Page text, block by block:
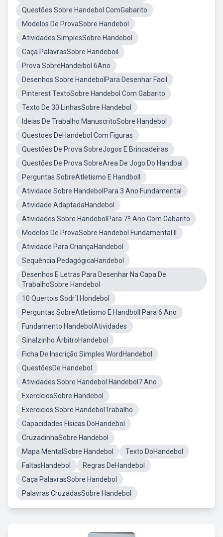
Questões Sobre Handebol ComGabarito
Modelos De ProvaSobre Handebol
Atividades SimplesSobre Handebol
Caça PalavrasSobre Handeboil
Prova SobreHandeibol 6Ano
Desenhos Sobre HandebolPara Desenhar Facil
Pinterest TextoSobre Handebol Com Gabarito
Texto De 30 LinhasSobre Handebol
Ideias De Trabalho ManuscritoSobre Handebol
Questoes DeHandebol Com Figuras
Questões De Prova SobreJogos E Brincadeiras
Questões De Prova SobreArea De Jogo Do Handbal
Perguntas SobreAtletismo E Handboll
Atividade Sobre HandebolPara 3 Ano Fundamental
Atividade AdaptadaHandebol
Atividades Sobre HandebolPara 7º Ano Com Gabarito
Modelos De ProvaSobre Handebol Fundamental II
Atividade Para CriançaHandebol
Sequência PedagógicaHandebol
Desenhos E Letras Para Desenhar Na Capa De
TrabalhoSobre Handebol
10 Quertois Sodr`I Hondebol
Perguntas SobreAtletismo E Handboll Para 6 Ano
Fundamento HandebolAtividades
Sinalzinho ÁrbitroHandebol
Ficha De Inscrição Simples WordHandebol
QuestõesDe Handebol
Atividades Sobre Handebol Handebol7 Ano
ExercíciosSobre Handebol
Exercicios Sobre HandebolTrabalho
Capacidades Físicas DoHandebol
CruzadinhaSobre Handebol
Mapa MentalSobre Handebol
Texto DoHandebol
FaltasHandebol
Regras DeHandebol
Caça PalavrasSobre Handebol
Palavras CruzadasSobre Handebol